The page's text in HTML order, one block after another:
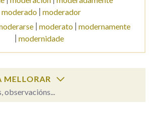
DE BUSCA
moderado moderador
moderato modernamente
modernidade
MELLORAR
observacións...